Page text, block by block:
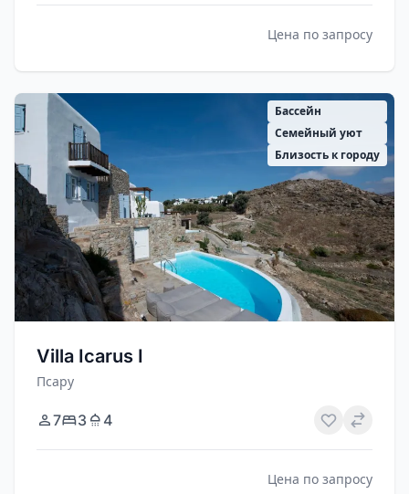
Цена по запросу
Бассейн
Семейный уют
Близость к городу
Villa Icarus I
Псару
7 3 4
Цена по запросу